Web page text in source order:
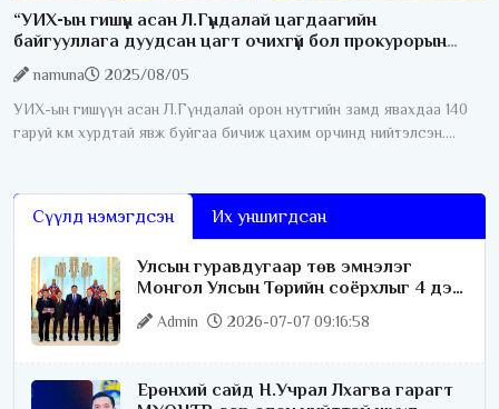
“УИХ-ын гишүүн асан Л.Гүндалай цагдаагийн
байгууллага дуудсан цагт очихгүй бол прокурорын
хуудас өгнө“
namuna
2025/08/05
УИХ-ын гишүүн асан Л.Гүндалай орон нутгийн замд явахдаа 140
гаруй км хурдтай явж буйгаа бичиж цахим орчинд нийтэлсэн.
Сүүлд нэмэгдсэн Их уншигдсан
Улсын гуравдугаар төв эмнэлэг
Монгол Улсын Төрийн соёрхлыг 4 дэх
удаагаа хүртлээ
Admin 2026-07-07 09:16:58
Ерөнхий сайд Н.Учрал Лхагва гарагт